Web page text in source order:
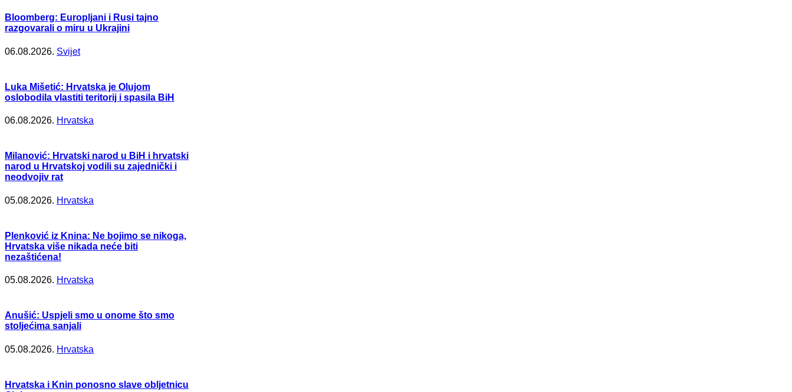
Bloomberg: Europljani i Rusi tajno
razgovarali o miru u Ukrajini
06.08.2026. Svijet
Luka Mišetić: Hrvatska je Olujom
oslobodila vlastiti teritorij i spasila BiH
06.08.2026. Hrvatska
Milanović: Hrvatski narod u BiH i hrvatski
narod u Hrvatskoj vodili su zajednički i
neodvojiv rat
05.08.2026. Hrvatska
Plenković iz Knina: Ne bojimo se nikoga,
Hrvatska više nikada neće biti
nezaštićena!
05.08.2026. Hrvatska
Anušić: Uspjeli smo u onome što smo
stoljećima sanjali
05.08.2026. Hrvatska
Hrvatska i Knin ponosno slave obljetnicu